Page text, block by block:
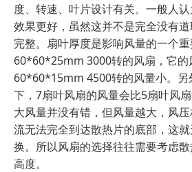
度、转速、叶片设计有关。一般人
效果更好，虽然这并不是完全没有
完整。扇叶厚度是影响风量的一个
60*60*25mm 3000转的风扇，它的
60*60*15mm 4500转的风量小。另
下，7扇叶风扇的风量会比5扇叶风
大风量并没有错，但风量越大，风
流无法完全到达散热片的底部，这
换。所以风扇的选择往往需要考虑
高度。